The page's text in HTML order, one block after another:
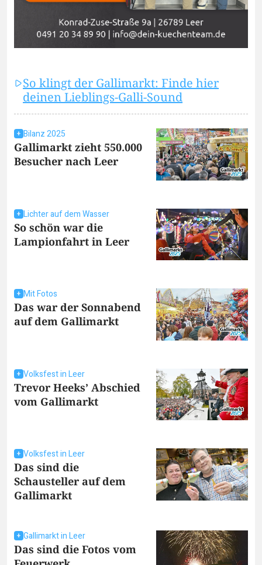
So klingt der Gallimarkt: Finde hier
deinen Lieblings-Galli-Sound
Bilanz 2025
Gallimarkt zieht 550.000
Besucher nach Leer
Lichter auf dem Wasser
So schön war die
Lampionfahrt in Leer
Mit Fotos
Das war der Sonnabend
auf dem Gallimarkt
Volksfest in Leer
Trevor Heeks’ Abschied
vom Gallimarkt
Volksfest in Leer
Das sind die
Schausteller auf dem
Gallimarkt
Gallimarkt in Leer
Das sind die Fotos vom